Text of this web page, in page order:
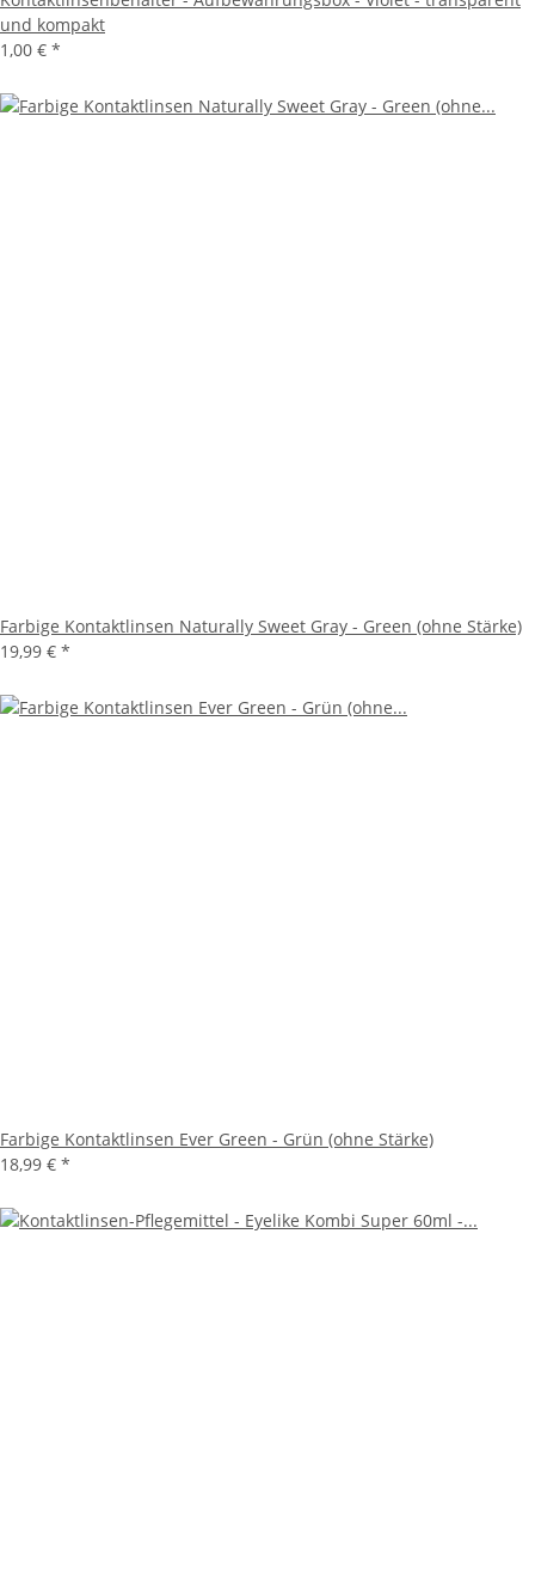
und kompakt
1,00 € *
Farbige Kontaktlinsen Naturally Sweet Gray - Green (ohne Stärke)
19,99 € *
Farbige Kontaktlinsen Ever Green - Grün (ohne Stärke)
18,99 € *